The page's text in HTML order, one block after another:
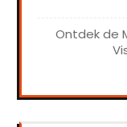
Ontdek de